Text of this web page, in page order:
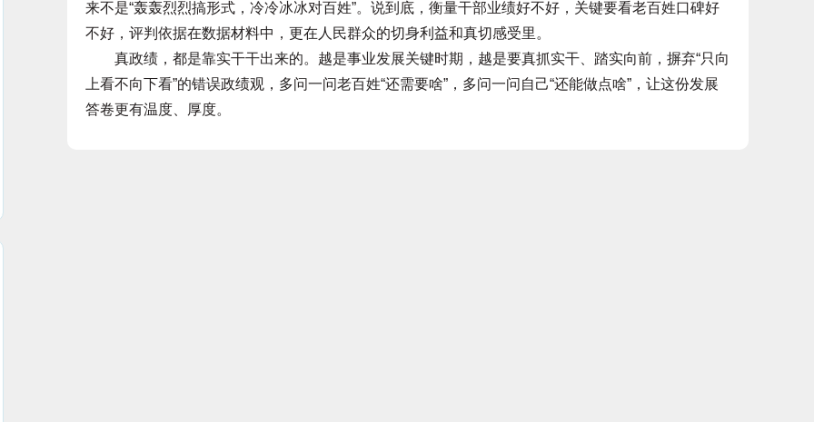
来不是“轰轰烈烈搞形式，冷冷冰冰对百姓”。说到底，衡量干部业绩好不好，关键要看老百姓口碑好
不好，评判依据在数据材料中，更在人民群众的切身利益和真切感受里。
真政绩，都是靠实干干出来的。越是事业发展关键时期，越是要真抓实干、踏实向前，摒弃“只向
上看不向下看”的错误政绩观，多问一问老百姓“还需要啥”，多问一问自己“还能做点啥”，让这份发展
答卷更有温度、厚度。